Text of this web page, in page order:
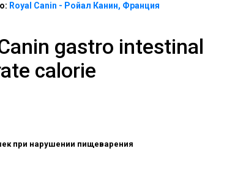
Royal Canin - Ройал Канин, Франция
gastro intestinal
calorie
при нарушении пищеварения